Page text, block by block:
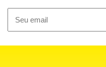
O Corinthians tem outras